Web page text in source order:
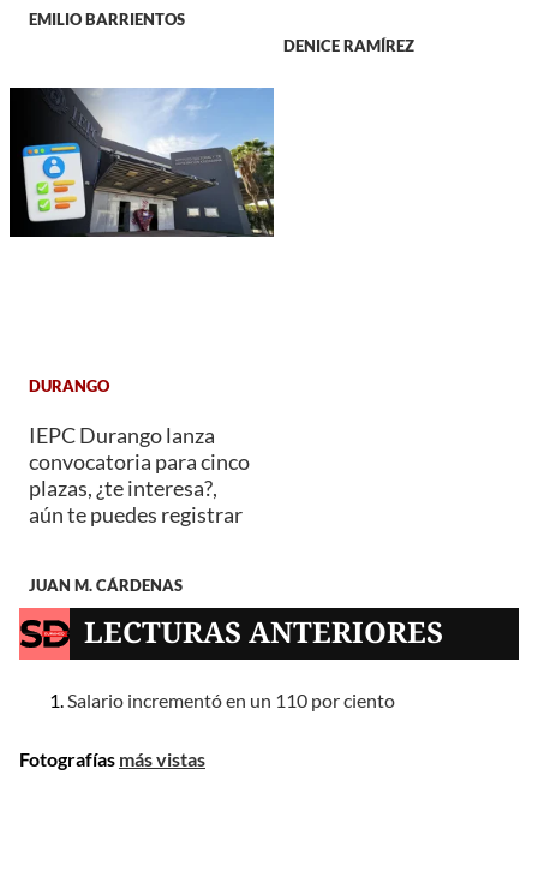
EMILIO BARRIENTOS
DENICE RAMÍREZ
DURANGO
IEPC Durango lanza
convocatoria para cinco
plazas, ¿te interesa?,
aún te puedes registrar
JUAN M. CÁRDENAS
LECTURAS ANTERIORES
Salario incrementó en un 110 por ciento
Fotografías más vistas